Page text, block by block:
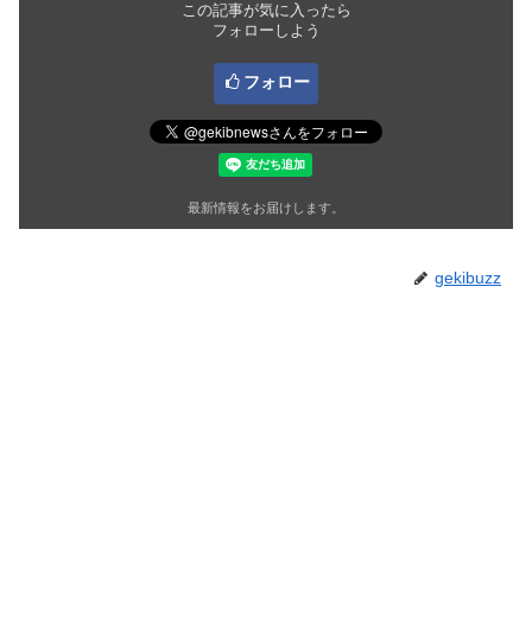
この記事が気に入ったら
フォローしよう
フォロー
最新情報をお届けします。
gekibuzz